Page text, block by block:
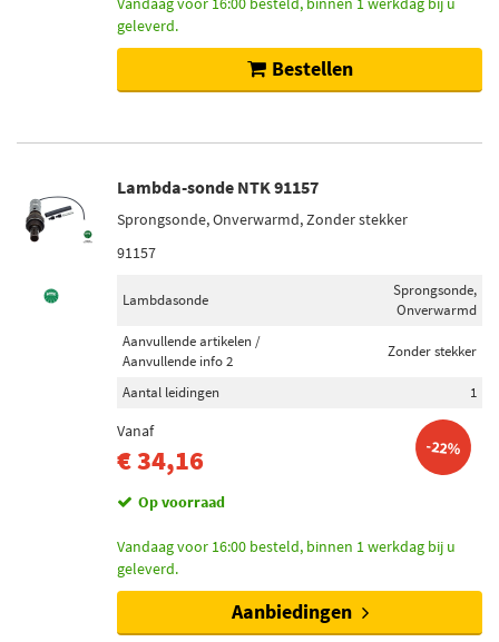
geleverd.
Bestellen
Lambda-sonde NTK 91157
Sprongsonde, Onverwarmd, Zonder stekker
91157
Lambdasonde
Sprongsonde,
Onverwarmd
Aanvullende artikelen /
Aanvullende info 2
Zonder stekker
Aantal leidingen 1
Vanaf
€ 34,16 -22%
Op voorraad
Vandaag voor 16:00 besteld, binnen 1 werkdag bij u
geleverd.
Aanbiedingen